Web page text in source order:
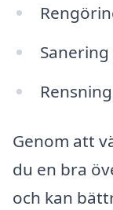
Genom att
du en bra
och kan